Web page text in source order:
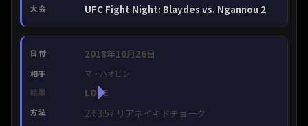
UFC Fight Night: Blaydes vs. Ngannou 2
2018年10月26日
マ・ハオビン
LOSE
2R 3:57 リアネイキドチョーク